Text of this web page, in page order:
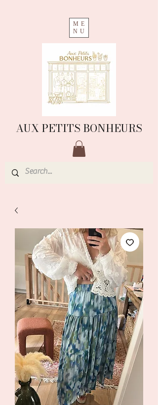
ME
NU
AUX PETITS BONHEURS